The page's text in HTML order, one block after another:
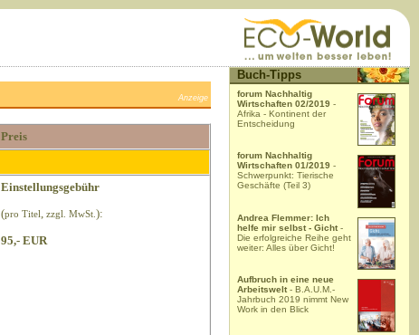
Anzeige
Preis
Einstellungsgebühr
(pro Titel, zzgl. MwSt. ):
95,- EUR
Buch-Tipps
forum Nachhaltig
Wirtschaften 02/2019 -
Afrika - Kontinent der
Entscheidung
forum Nachhaltig
Wirtschaften 01/2019 -
Schwerpunkt: Tierische
Geschäfte (Teil 3)
Andrea Flemmer: Ich
helfe mir selbst - Gicht -
Die erfolgreiche Reihe geht
weiter: Alles über Gicht!
Aufbruch in eine neue
Arbeitswelt - B.A.U.M.-
Jahrbuch 2019 nimmt New
Work in den Blick